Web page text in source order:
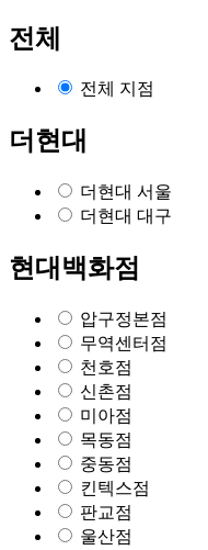
전체
전체 지점
더현대
더현대 서울
더현대 대구
현대백화점
압구정본점
무역센터점
천호점
신촌점
미아점
목동점
중동점
킨텍스점
판교점
울산점